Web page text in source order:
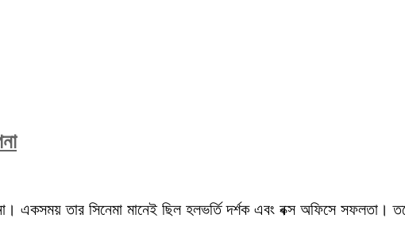
একসময় তার সিনেমা মানেই ছিল হলভর্তি দর্শক এবং বক্স অফিসে